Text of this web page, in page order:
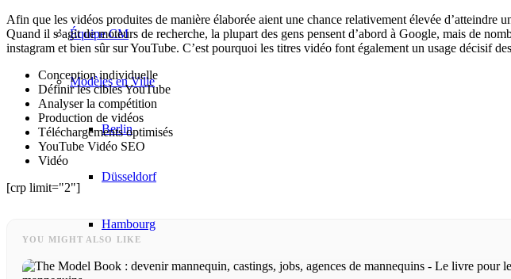
Équipe CM
Modèles en Ville
Berlin
Düsseldorf
Hambourg
Cologne
Afin que les vidéos produites de manière élaborée aient une chance relativement élevée
Quand il s’agit de moteurs de recherche, la plupart des gens pensent d’abord à Google, mais de
instagram et bien sûr sur YouTube. C’est pourquoi les titres vidéo font également un usage décisif
Conception individuelle
Définir les cibles YouTube
Analyser la compétition
Production de vidéos
Téléchargements optimisés
YouTube Vidéo SEO
Vidéo
[crp limit="2"]
YOU MIGHT ALSO LIKE